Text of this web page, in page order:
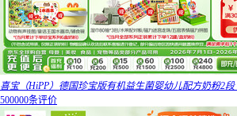
喜宝（HiPP）德国珍宝版有机益生菌婴幼儿配方奶粉2段
500000条评价